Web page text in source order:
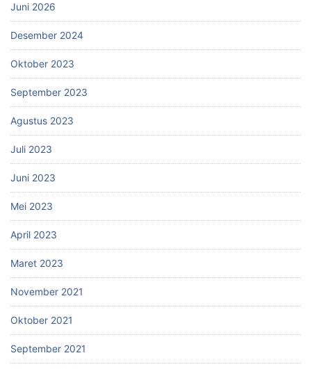
Juni 2026
Desember 2024
Oktober 2023
September 2023
Agustus 2023
Juli 2023
Juni 2023
Mei 2023
April 2023
Maret 2023
November 2021
Oktober 2021
September 2021